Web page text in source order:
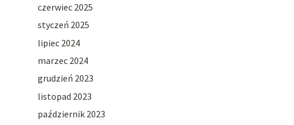
czerwiec 2025
styczeń 2025
lipiec 2024
marzec 2024
grudzień 2023
listopad 2023
październik 2023